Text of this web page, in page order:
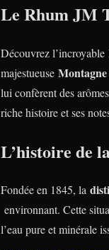
Le Rhum JM
Découvrez l’incroyable
majestueuse Montagne
lui confèrent des
riche histoire et ses
L’histoire de
Fondée en 1845, la
environnant. Cette
l’eau pure et minérale